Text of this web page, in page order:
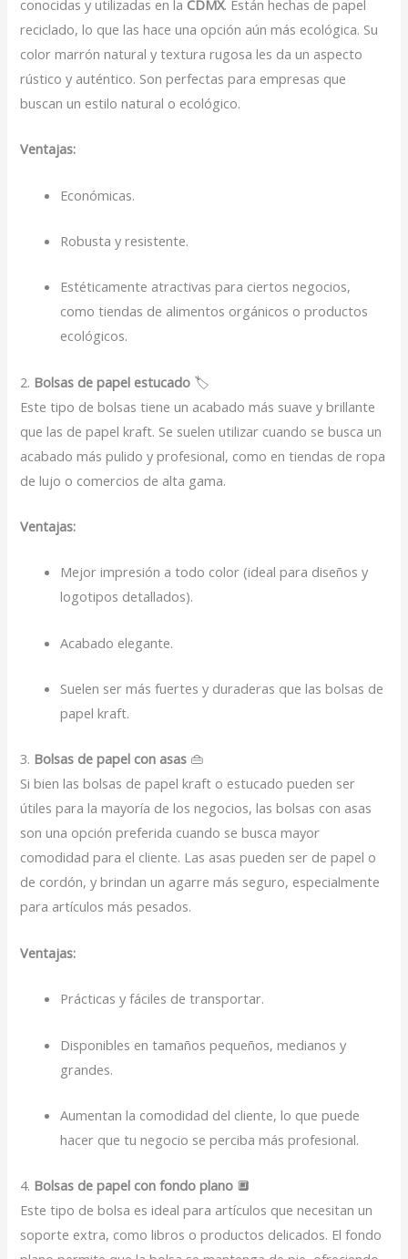
conocidas y utilizadas en la CDMX. Están hechas de papel
reciclado, lo que las hace una opción aún más ecológica. Su
color marrón natural y textura rugosa les da un aspecto
rústico y auténtico. Son perfectas para empresas que
buscan un estilo natural o ecológico.
Ventajas:
Económicas.
Robusta y resistente.
Estéticamente atractivas para ciertos negocios,
como tiendas de alimentos orgánicos o productos
ecológicos.
2. Bolsas de papel estucado 🏷️
Este tipo de bolsas tiene un acabado más suave y brillante
que las de papel kraft. Se suelen utilizar cuando se busca un
acabado más pulido y profesional, como en tiendas de ropa
de lujo o comercios de alta gama.
Ventajas:
Mejor impresión a todo color (ideal para diseños y
logotipos detallados).
Acabado elegante.
Suelen ser más fuertes y duraderas que las bolsas de
papel kraft.
3. Bolsas de papel con asas 👜
Si bien las bolsas de papel kraft o estucado pueden ser
útiles para la mayoría de los negocios, las bolsas con asas
son una opción preferida cuando se busca mayor
comodidad para el cliente. Las asas pueden ser de papel o
de cordón, y brindan un agarre más seguro, especialmente
para artículos más pesados.
Ventajas:
Prácticas y fáciles de transportar.
Disponibles en tamaños pequeños, medianos y
grandes.
Aumentan la comodidad del cliente, lo que puede
hacer que tu negocio se perciba más profesional.
4. Bolsas de papel con fondo plano 🔲
Este tipo de bolsa es ideal para artículos que necesitan un
soporte extra, como libros o productos delicados. El fondo